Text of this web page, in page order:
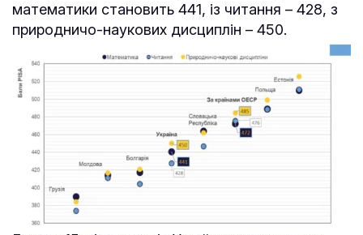
математики становить 441, із читання – 428, з
природничо-наукових дисциплін – 450.